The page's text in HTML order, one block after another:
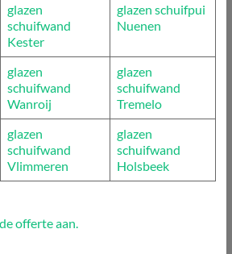
glazen
schuifwand
Kester
glazen schuifpui
Nuenen
glazen
schuifwand
Wanroij
glazen
schuifwand
Tremelo
glazen
schuifwand
Vlimmeren
glazen
schuifwand
Holsbeek
offerte aan.